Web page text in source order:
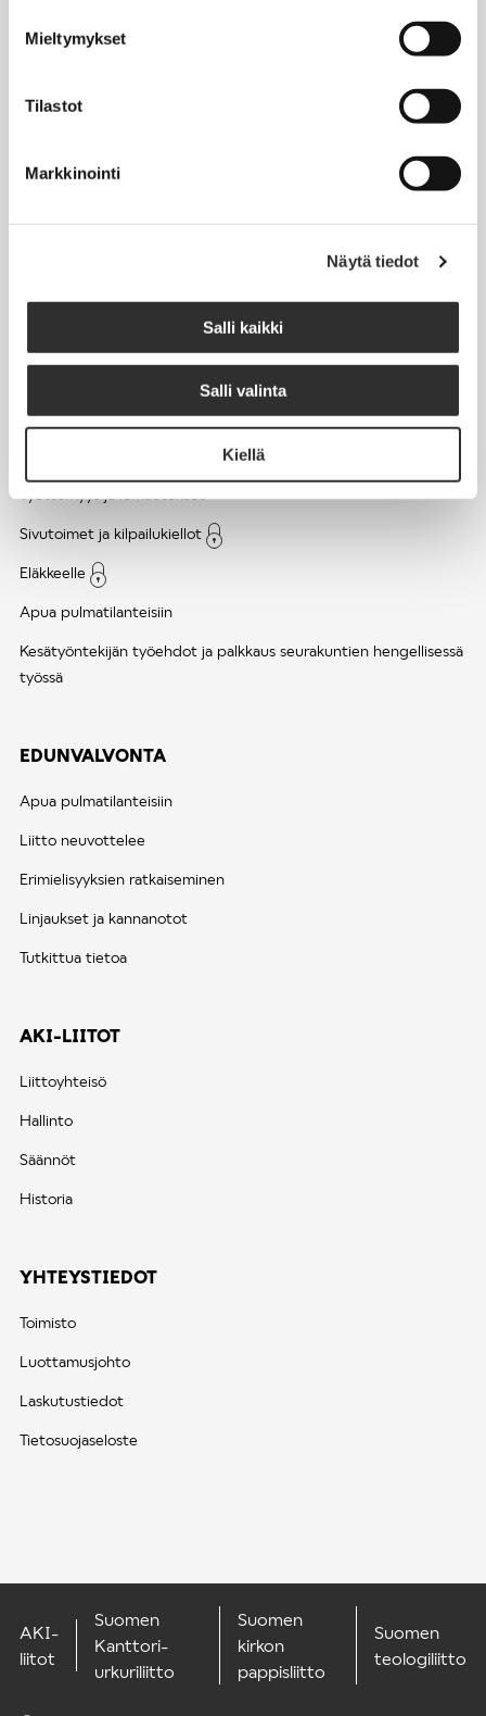
Mieltymykset
Tilastot
Markkinointi
Näytä tiedot
Salli kaikki
Salli valinta
Kiellä
Työaika
Sivutoimet ja kilpailukiellot
Eläkkeelle
Apua pulmatilanteisiin
Kesätyöntekijän työehdot ja palkkaus seurakuntien hengellisessä
työssä
EDUNVALVONTA
Apua pulmatilanteisiin
Liitto neuvottelee
Erimielisyyksien ratkaiseminen
Linjaukset ja kannanotot
Tutkittua tietoa
AKI-LIITOT
Liittoyhteisö
Hallinto
Säännöt
Historia
YHTEYSTIEDOT
Toimisto
Luottamusjohto
Laskutustiedot
Tietosuojaseloste
AKI-
liitot
Suomen
Kanttori-
urkuriliitto
Suomen
kirkon
pappisliitto
Suomen
teologiliitto